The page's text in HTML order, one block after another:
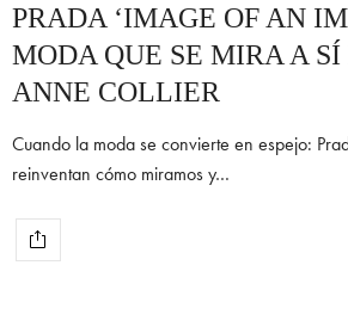
PRADA ‘IMAGE OF AN
MODA QUE SE MIRA A SÍ
ANNE COLLIER
Cuando la moda se convierte en espejo:
reinventan cómo miramos y…